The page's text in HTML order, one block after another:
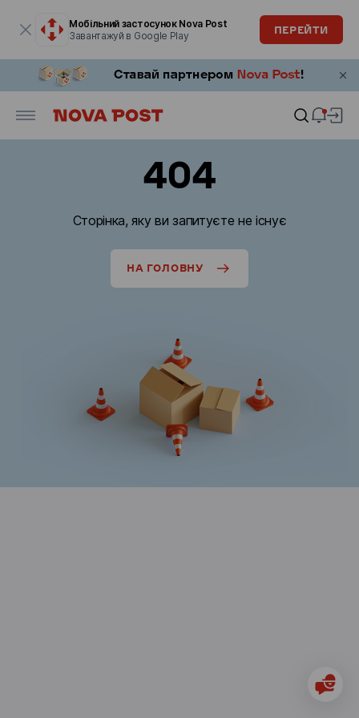
Мобільний застосунок Nova Post
Завантажуй в Google Play
ПЕРЕЙТИ
404
Сторінка, яку ви запитуєте не існує
НА ГОЛОВНУ